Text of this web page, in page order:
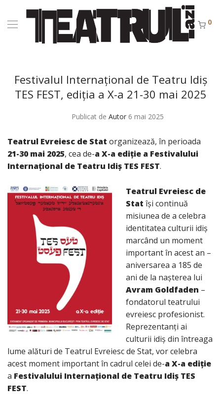
0
Festivalul Internațional de Teatru Idiș
TES FEST, ediția a X-a 21-30 mai 2025
Publicat de Autor 6 mai 2025
Teatrul Evreiesc de Stat organizează, în perioada
21-30 mai 2025, cea de-a X-a ediție a Festivalului
Internațional de Teatru Idiș TES FEST.
Teatrul Evreiesc de
Stat își continuă
misiunea de a celebra
identitatea culturii idiș
marcând un moment
important în acest an –
aniversarea a 185 de
ani de la nașterea lui
Avram Goldfaden –
fondatorul teatrului
evreiesc profesionist.
Reprezentanți ai
culturii idiș din întreaga
lume alături de Teatrul Evreiesc de Stat, vor celebra
acest moment important în cadrul celei de-a X-a ediție
a Festivalului Internațional de Teatru Idiș TES
FEST.